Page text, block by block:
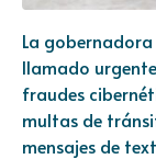
La
llamado
fraudes
multas de
mensajes de